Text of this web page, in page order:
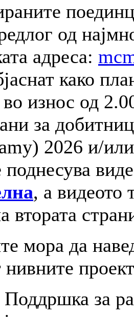
од
адреса:
како
во износ од
за
2026 и/или
поднесува
, а видеото
втората
мора да
нивните
Поддршка за